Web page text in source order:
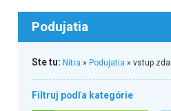
Podujatia
Ste tu: Nitra » Podujatia » vstup
Filtruj podľa kategórie